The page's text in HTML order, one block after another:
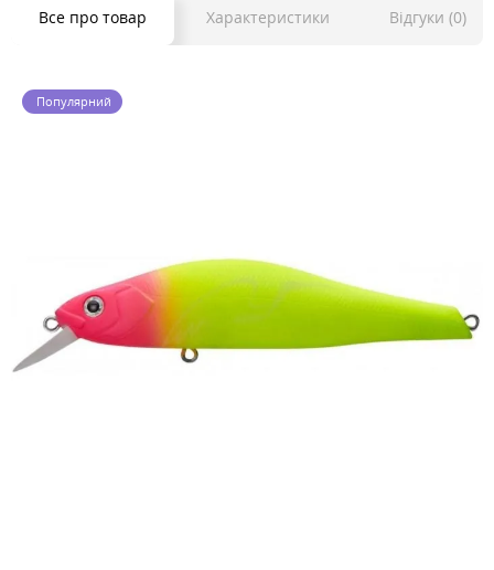
Все про товар Характеристики Відгуки (0)
Популярний